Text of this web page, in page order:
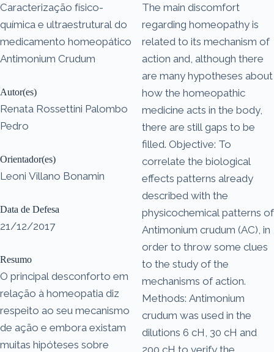
Caracterização físico-
química e ultraestrutural do
medicamento homeopático
Antimonium Crudum
Autor(es)
Renata Rossettini Palombo
Pedro
Orientador(es)
Leoni Villano Bonamin
Data de Defesa
21/12/2017
Resumo
O principal desconforto em
relação à homeopatia diz
respeito ao seu mecanismo
de ação e embora existam
muitas hipóteses sobre
The main discomfort
regarding homeopathy is
related to its mechanism of
action and, although there
are many hypotheses about
how the homeopathic
medicine acts in the body,
there are still gaps to be
filled. Objective: To
correlate the biological
effects patterns already
described with the
physicochemical patterns of
Antimonium crudum (AC), in
order to throw some clues
to the study of the
mechanisms of action.
Methods: Antimonium
crudum was used in the
dilutions 6 cH, 30 cH and
200 cH to verify the